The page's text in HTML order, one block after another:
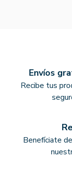
Envíos
Recibe tus
Benefíciate